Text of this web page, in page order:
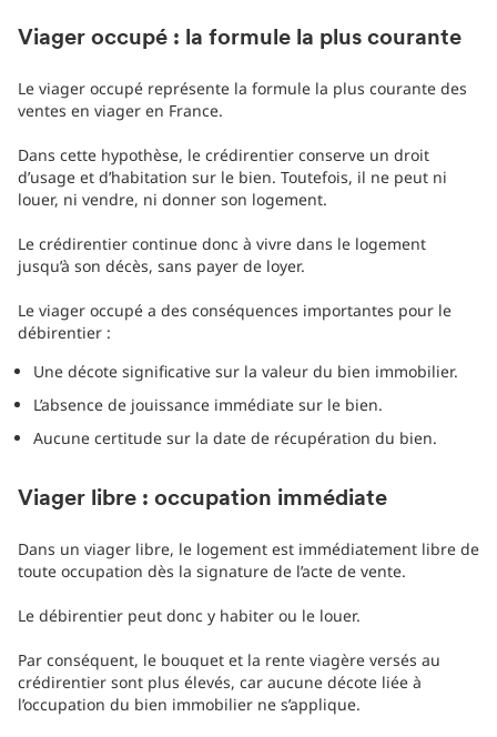
Viager occupé : la formule la plus courante
Le viager occupé représente la formule la plus courante des
ventes en viager en France.
Dans cette hypothèse, le crédirentier conserve un droit
d’usage et d’habitation sur le bien. Toutefois, il ne peut ni
louer, ni vendre, ni donner son logement.
Le crédirentier continue donc à vivre dans le logement
jusqu’à son décès, sans payer de loyer.
Le viager occupé a des conséquences importantes pour le
débirentier :
Une décote significative sur la valeur du bien immobilier.
L’absence de jouissance immédiate sur le bien.
Aucune certitude sur la date de récupération du bien.
Viager libre : occupation immédiate
Dans un viager libre, le logement est immédiatement libre de
toute occupation dès la signature de l’acte de vente.
Le débirentier peut donc y habiter ou le louer.
Par conséquent, le bouquet et la rente viagère versés au
crédirentier sont plus élevés, car aucune décote liée à
l’occupation du bien immobilier ne s’applique.